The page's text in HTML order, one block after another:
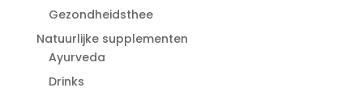
Gezondheidsthee
Natuurlijke supplementen
Ayurveda
Drinks